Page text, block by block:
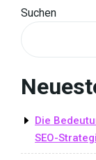
Suchen
Die
SEO-